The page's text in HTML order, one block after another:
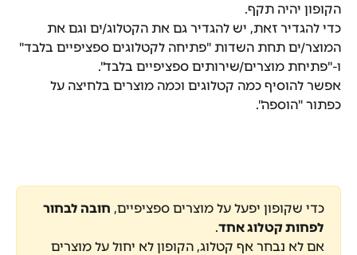
הקופון יהיה תקף.
כדי להגדיר זאת, יש להגדיר גם את הקטלוג/ים וגם את
המוצר/ים תחת השדות "פתיחה לקטלוגים ספציפיים בלבד"
ו-"פתיחת מוצרים/שירותים ספציפיים בלבד".
אפשר להוסיף כמה קטלוגים וכמה מוצרים בלחיצה על
כפתור "הוספה".
כדי שקופון יפעל על מוצרים ספציפיים, חובה לבחור
לפחות קטלוג אחד.
אם לא נבחר אף קטלוג, הקופון לא יחול על מוצרים